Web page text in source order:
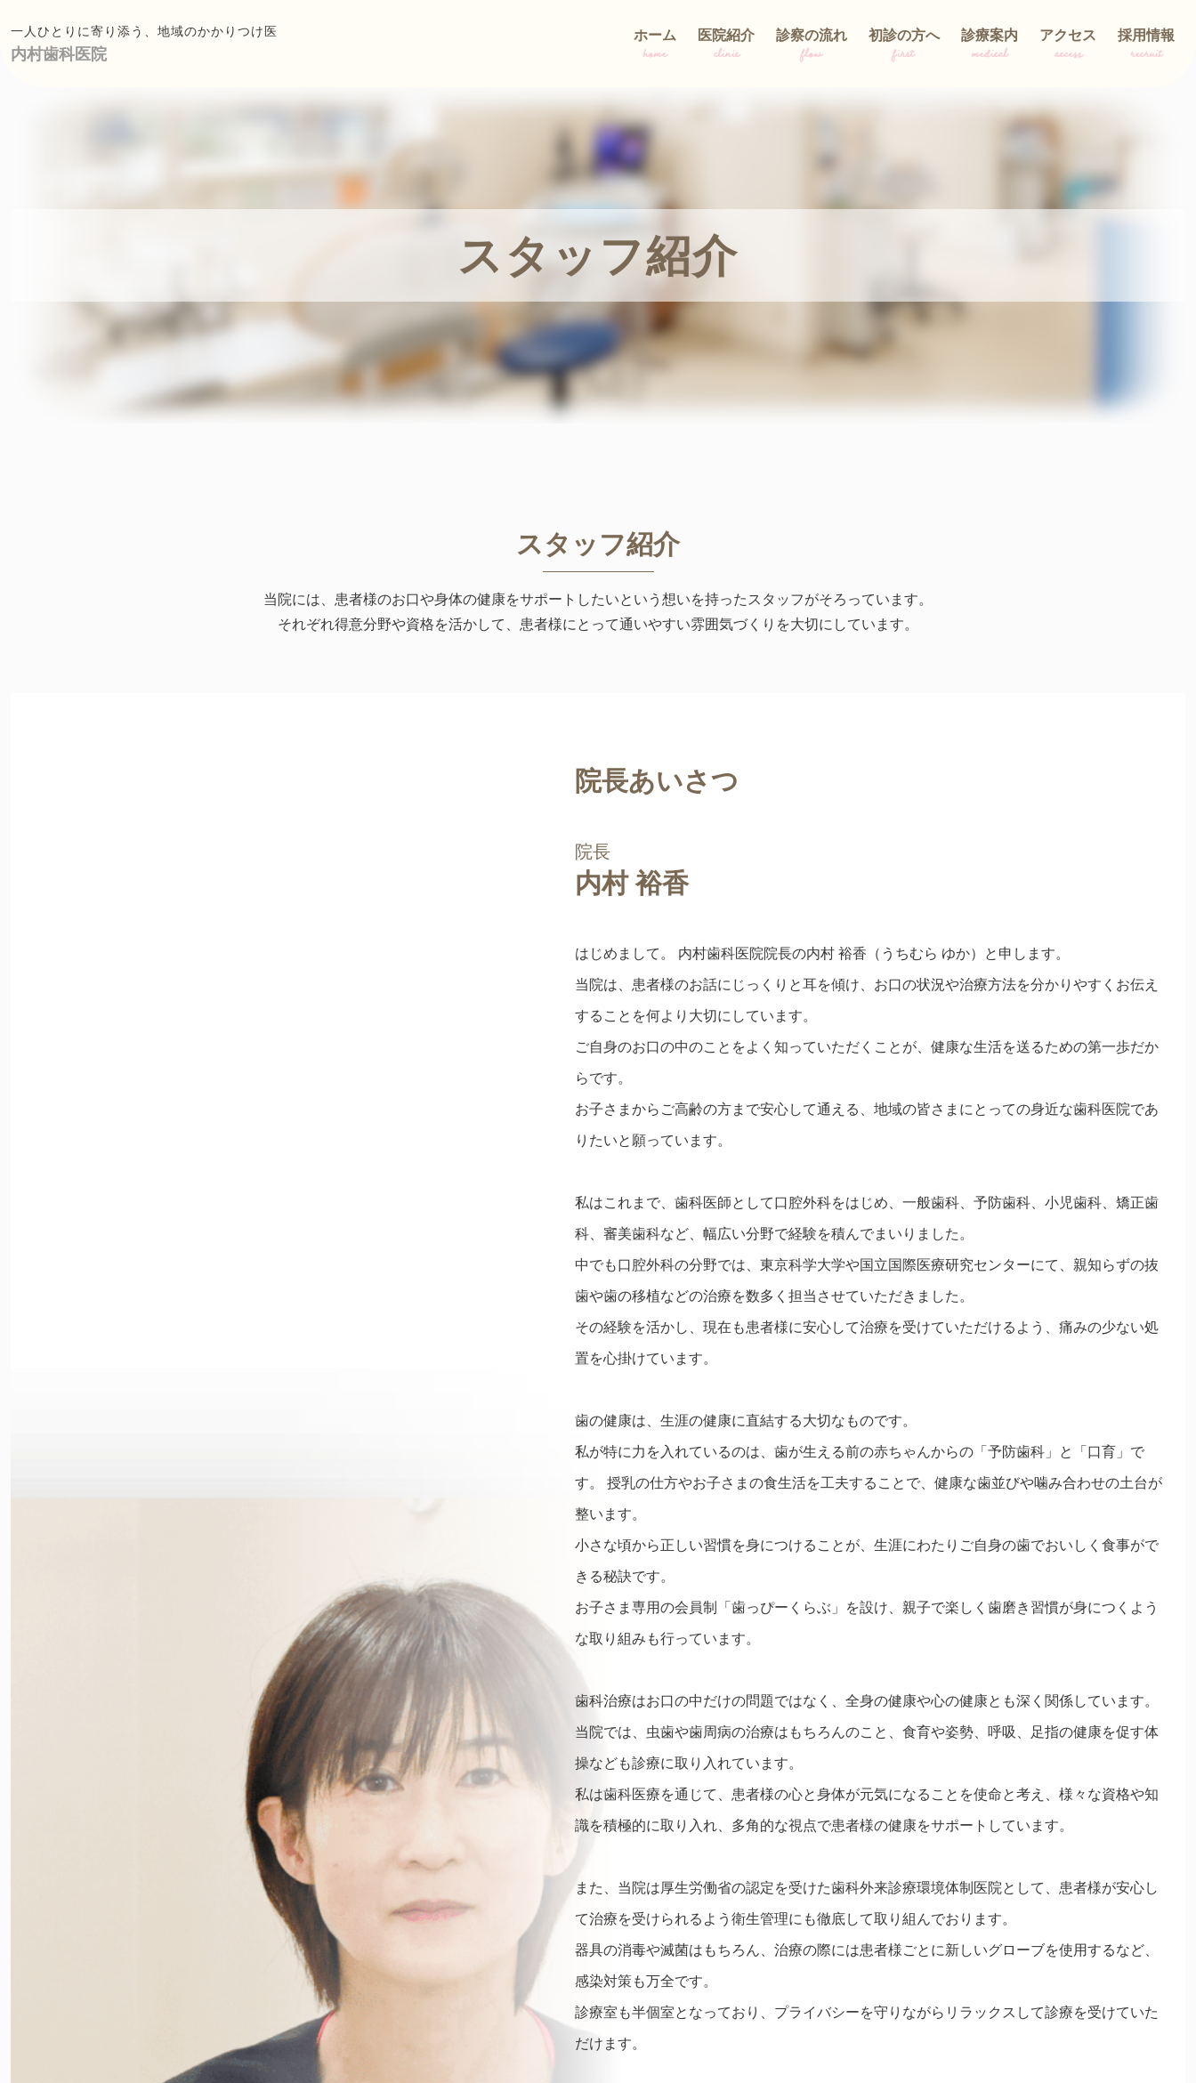
一人ひとりに寄り添う、地域のかかりつけ医
内村歯科医院
ホーム
home
医院紹介
clinic
診察の流れ
flow
初診の方へ
first
診療案内
medical
アクセス
access
採用情報
recruit
スタッフ紹介
スタッフ紹介
当院には、患者様のお口や身体の健康をサポートしたいという想いを持ったスタッフがそろっています。
それぞれ得意分野や資格を活かして、患者様にとって通いやすい雰囲気づくりを大切にしています。
院長あいさつ
院長
内村 裕香
はじめまして。 内村歯科医院院長の内村 裕香（うちむら ゆか）と申します。
当院は、患者様のお話にじっくりと耳を傾け、お口の状況や治療方法を分かりやすくお伝え
することを何より大切にしています。
ご自身のお口の中のことをよく知っていただくことが、健康な生活を送るための第一歩だか
らです。
お子さまからご高齢の方まで安心して通える、地域の皆さまにとっての身近な歯科医院であ
りたいと願っています。
私はこれまで、歯科医師として口腔外科をはじめ、一般歯科、予防歯科、小児歯科、矯正歯
科、審美歯科など、幅広い分野で経験を積んでまいりました。
中でも口腔外科の分野では、東京科学大学や国立国際医療研究センターにて、親知らずの抜
歯や歯の移植などの治療を数多く担当させていただきました。
その経験を活かし、現在も患者様に安心して治療を受けていただけるよう、痛みの少ない処
置を心掛けています。
歯の健康は、生涯の健康に直結する大切なものです。
私が特に力を入れているのは、歯が生える前の赤ちゃんからの「予防歯科」と「口育」で
す。 授乳の仕方やお子さまの食生活を工夫することで、健康な歯並びや噛み合わせの土台が
整います。
小さな頃から正しい習慣を身につけることが、生涯にわたりご自身の歯でおいしく食事がで
きる秘訣です。
お子さま専用の会員制「歯っぴーくらぶ」を設け、親子で楽しく歯磨き習慣が身につくよう
な取り組みも行っています。
歯科治療はお口の中だけの問題ではなく、全身の健康や心の健康とも深く関係しています。
当院では、虫歯や歯周病の治療はもちろんのこと、食育や姿勢、呼吸、足指の健康を促す体
操なども診療に取り入れています。
私は歯科医療を通じて、患者様の心と身体が元気になることを使命と考え、様々な資格や知
識を積極的に取り入れ、多角的な視点で患者様の健康をサポートしています。
また、当院は厚生労働省の認定を受けた歯科外来診療環境体制医院として、患者様が安心し
て治療を受けられるよう衛生管理にも徹底して取り組んでおります。
器具の消毒や滅菌はもちろん、治療の際には患者様ごとに新しいグローブを使用するなど、
感染対策も万全です。
診療室も半個室となっており、プライバシーを守りながらリラックスして診療を受けていた
だけます。